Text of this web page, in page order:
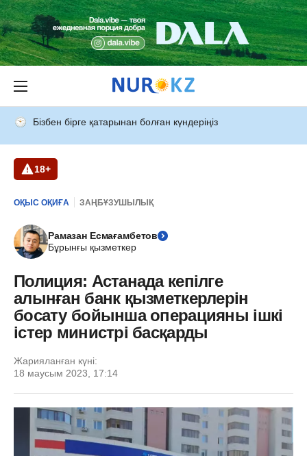
Бізбен бірге қатарынан болған күндеріңіз
18+
ОҚЫС ОҚИҒА ЗАҢБҰЗУШЫЛЫҚ
Рамазан Есмағамбетов
Бұрынғы қызметкер
Полиция: Астанада кепілге
алынған банк қызметкерлерін
босату бойынша операцияны ішкі
істер министрі басқарды
Жарияланған күні:
18 маусым 2023, 17:14